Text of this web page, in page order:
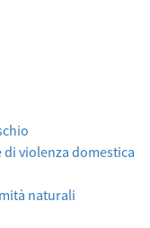
violenza domestica
naturali